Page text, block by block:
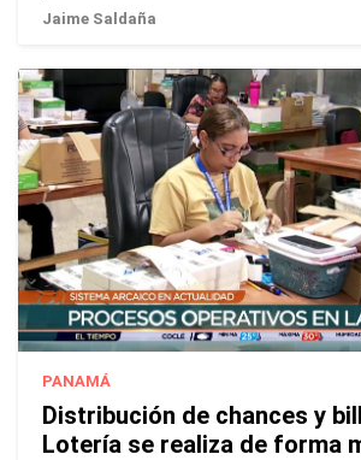
Jaime Saldaña
PANAMÁ
Distribución de chances y
Lotería se realiza de forma